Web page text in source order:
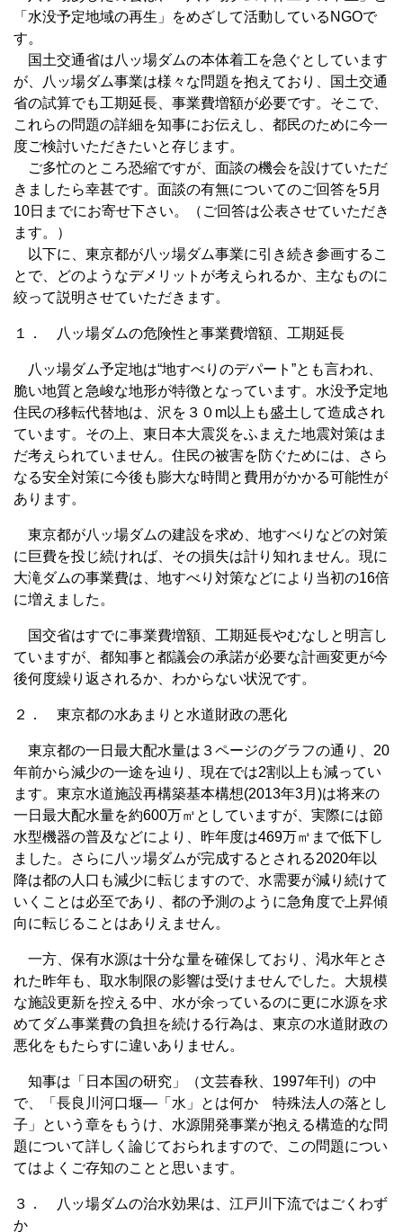
「水没予定地域の再生」をめざして活動しているNGOで
す。
国土交通省は八ッ場ダムの本体着工を急ぐとしています
が、八ッ場ダム事業は様々な問題を抱えており、国土交通
省の試算でも工期延長、事業費増額が必要です。そこで、
これらの問題の詳細を知事にお伝えし、都民のために今一
度ご検討いただきたいと存じます。
ご多忙のところ恐縮ですが、面談の機会を設けていただ
きましたら幸甚です。面談の有無についてのご回答を5月
10日までにお寄せ下さい。（ご回答は公表させていただき
ます。）
以下に、東京都が八ッ場ダム事業に引き続き参画するこ
とで、どのようなデメリットが考えられるか、主なものに
絞って説明させていただきます。
１． 八ッ場ダムの危険性と事業費増額、工期延長
八ッ場ダム予定地は“地すべりのデパート”とも言われ、
脆い地質と急峻な地形が特徴となっています。水没予定地
住民の移転代替地は、沢を３０m以上も盛土して造成され
ています。その上、東日本大震災をふまえた地震対策はま
だ考えられていません。住民の被害を防ぐためには、さら
なる安全対策に今後も膨大な時間と費用がかかる可能性が
あります。
東京都が八ッ場ダムの建設を求め、地すべりなどの対策
に巨費を投じ続ければ、その損失は計り知れません。現に
大滝ダムの事業費は、地すべり対策などにより当初の16倍
に増えました。
国交省はすでに事業費増額、工期延長やむなしと明言し
ていますが、都知事と都議会の承諾が必要な計画変更が今
後何度繰り返されるか、わからない状況です。
２． 東京都の水あまりと水道財政の悪化
東京都の一日最大配水量は３ページのグラフの通り、20
年前から減少の一途を辿り、現在では2割以上も減ってい
ます。東京水道施設再構築基本構想(2013年3月)は将来の
一日最大配水量を約600万㎥としていますが、実際には節
水型機器の普及などにより、昨年度は469万㎥まで低下し
ました。さらに八ッ場ダムが完成するとされる2020年以
降は都の人口も減少に転じますので、水需要が減り続けて
いくことは必至であり、都の予測のように急角度で上昇傾
向に転じることはありえません。
一方、保有水源は十分な量を確保しており、渇水年とさ
れた昨年も、取水制限の影響は受けませんでした。大規模
な施設更新を控える中、水が余っているのに更に水源を求
めてダム事業費の負担を続ける行為は、東京の水道財政の
悪化をもたらすに違いありません。
知事は「日本国の研究」（文芸春秋、1997年刊）の中
で、「長良川河口堰―「水」とは何か 特殊法人の落とし
子」という章をもうけ、水源開発事業が抱える構造的な問
題について詳しく論じておられますので、この問題につい
てはよくご存知のことと思います。
３． 八ッ場ダムの治水効果は、江戸川下流ではごくわず
か